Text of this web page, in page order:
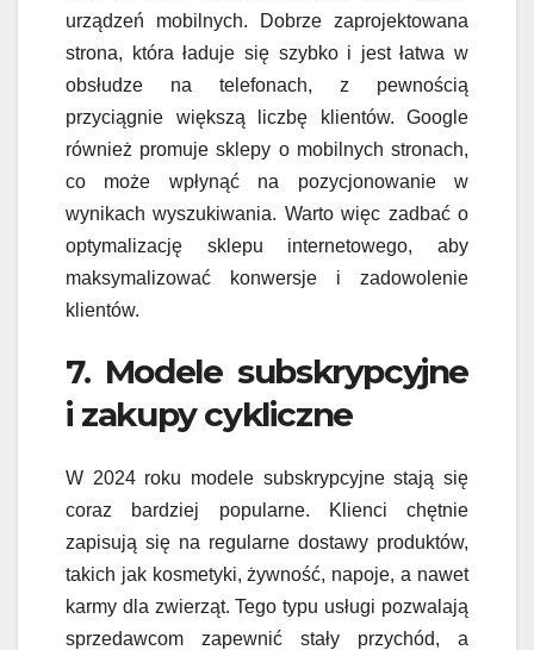
urządzeń mobilnych. Dobrze zaprojektowana
strona, która ładuje się szybko i jest łatwa w
obsłudze na telefonach, z pewnością
przyciągnie większą liczbę klientów. Google
również promuje sklepy o mobilnych stronach,
co może wpłynąć na pozycjonowanie w
wynikach wyszukiwania. Warto więc zadbać o
optymalizację sklepu internetowego, aby
maksymalizować konwersje i zadowolenie
klientów.
7. Modele subskrypcyjne
i zakupy cykliczne
W 2024 roku modele subskrypcyjne stają się
coraz bardziej popularne. Klienci chętnie
zapisują się na regularne dostawy produktów,
takich jak kosmetyki, żywność, napoje, a nawet
karmy dla zwierząt. Tego typu usługi pozwalają
sprzedawcom zapewnić stały przychód, a